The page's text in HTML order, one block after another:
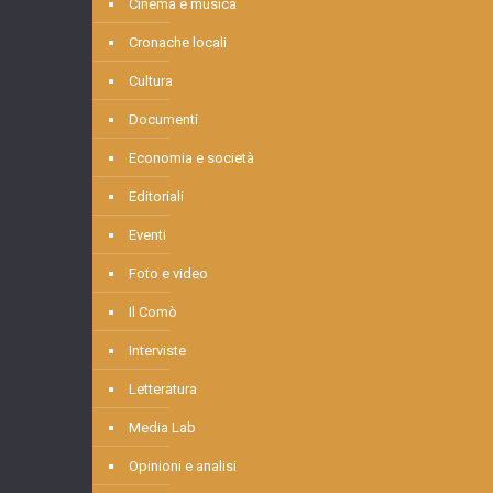
Cinema e musica
Cronache locali
Cultura
Documenti
Economia e società
Editoriali
Eventi
Foto e video
Il Comò
Interviste
Letteratura
Media Lab
Opinioni e analisi